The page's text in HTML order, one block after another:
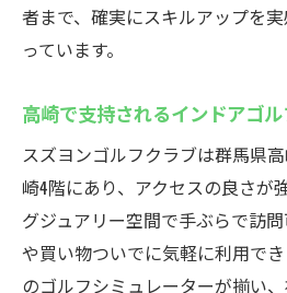
者まで、確実にスキルアップを
っています。
高崎で支持されるインドアゴ
スズヨンゴルフクラブは群馬県
崎4階にあり、アクセスの良さが
グジュアリー空間で手ぶらで訪
や買い物ついでに気軽に利用で
のゴルフシミュレーターが揃い